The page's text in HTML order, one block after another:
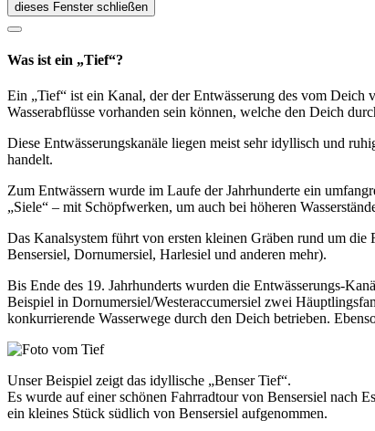
dieses Fenster schließen
Was ist ein „Tief“?
Ein „Tief“ ist ein Kanal, der der Entwässerung des vom Deich
Wasserabflüsse vorhanden sein können, welche den Deich
Diese Entwässerungskanäle liegen meist sehr idyllisch und
handelt.
Zum Entwässern wurde im Laufe der Jahrhunderte ein
„Siele“ – mit Schöpfwerken, um auch bei höheren
Das Kanalsystem führt von ersten kleinen Gräben rund um
Bensersiel, Dornumersiel, Harlesiel und anderen mehr).
Bis Ende des 19. Jahrhunderts wurden die Entwässerungs-
Beispiel in Dornumersiel/Westeraccumersiel zwei
konkurrierende Wasserwege durch den Deich betrieben.
Unser Beispiel zeigt das idyllische „Benser Tief“.
Es wurde auf einer schönen Fahrradtour von Bensersiel nach
ein kleines Stück südlich von Bensersiel aufgenommen.